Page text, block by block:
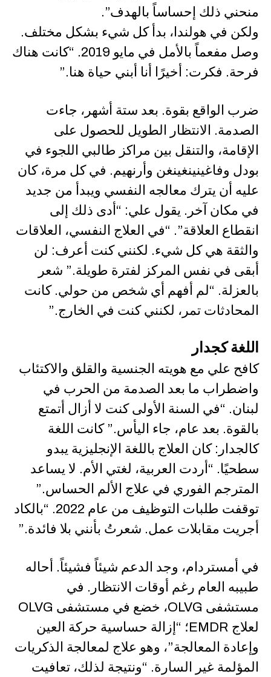
منحني ذلك إحساساً بالهدف”.
ولكن في هولندا، بدأ كل شيء بشكل مختلف.
وصل مفعماً بالأمل في مايو 2019. “كانت هناك
فرحة. فكرت: أخيرًا أنا أبني حياة هنا.”
ضرب الواقع بقوة. بعد ستة أشهر، جاءت
الصدمة. الانتظار الطويل للحصول على
الإقامة، والتنقل بين مراكز طالبي اللجوء في
بودل وفاغينينغينغن وأرنهيم. في كل مرة، كان
عليه أن يترك معالجه النفسي ويبدأ من جديد
في مكان آخر. يقول علي: “أدى ذلك إلى
انقطاع العلاقة”. “في العلاج النفسي، العلاقات
والثقة هي كل شيء. لكنني كنت أعرف: لن
أبقى في نفس المركز لفترة طويلة.” شعر
بالعزلة. “لم أفهم أي شخص من حولي. كانت
المحادثات تمر، لكنني كنت في الخارج.”
اللغة كجدار
كافح علي مع هويته الجنسية والقلق والاكتئاب
واضطراب ما بعد الصدمة من الحرب في
لبنان. “في السنة الأولى كنت لا أزال أتمتع
بالقوة. بعد عام، جاء اليأس.” كانت اللغة
كالجدار: كان العلاج باللغة الإنجليزية يبدو
سطحيًا. “أردت العربية، لغتي الأم. لا يساعد
المترجم الفوري في علاج الألم الحساس.”
توقفت طلبات التوظيف من عام 2022. “بالكاد
أجريت مقابلات عمل. شعرتُ بأنني بلا فائدة.”
في أمستردام، وجد الدعم شيئاً فشيئاً. أحاله
طبيبه العام رغم أوقات الانتظار. في
مستشفى OLVG، خضع في مستشفى OLVG
لعلاج EMDR؛ “إزالة حساسية حركة العين
وإعادة المعالجة”، وهو علاج لمعالجة الذكريات
المؤلمة غير السارة. “ونتيجة لذلك، تعافيت